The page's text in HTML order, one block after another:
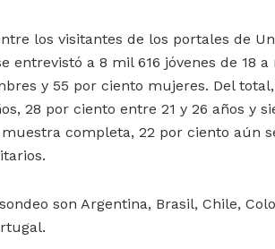
los visitantes de los portales de
entrevistó a 8 mil 616 jóvenes de 18 a
y 55 por ciento mujeres. Del
28 por ciento entre 21 y 26 años y
muestra completa, 22 por ciento aún
son Argentina, Brasil, Chile,